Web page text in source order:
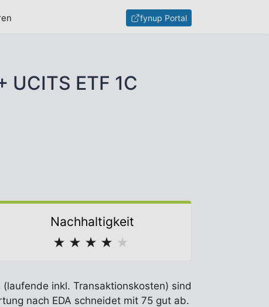
fynup Portal
ETF 1C
Nachhaltigkeit
★ ★ ★ ★ ★
(laufende inkl. Transaktionskosten) sind
nach EDA schneidet mit 75 gut ab.